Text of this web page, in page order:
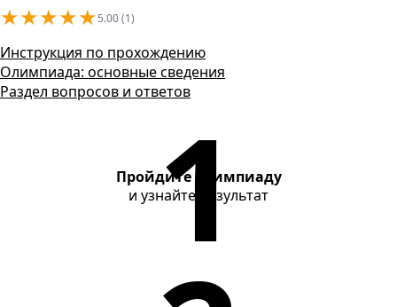
★★★★★5.00 (1)
Инструкция по прохождению
Олимпиада: основные сведения
Раздел вопросов и ответов
Пройдите олимпиаду
и узнайте результат